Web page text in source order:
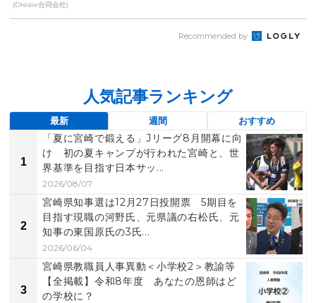
(Dreaw合同会社)
Recommended by
人気記事ランキング
最新 週間 おすすめ
1
「夏に宮崎で鍛える」Jリーグ8月開幕に向
け 初の夏キャンプが行われた宮崎と、世
界基準を目指す日本サッ...
2026/08/07
2
宮崎県知事選は12月27日投開票 5期目を
目指す現職の河野氏、元県議の右松氏、元
知事の東国原氏の3氏...
2026/06/04
3
宮崎県教職員人事異動＜小学校2＞教諭等
【全掲載】令和8年度 あなたの恩師はど
の学校に？